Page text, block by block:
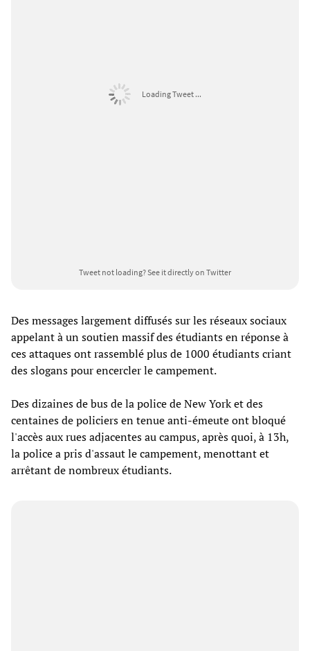
Loading Tweet ...
Tweet not loading?See it directly on Twitter
Des messages largement diffusés sur les réseaux sociaux
appelant à un soutien massif des étudiants en réponse à
ces attaques ont rassemblé plus de 1000 étudiants criant
des slogans pour encercler le campement.
Des dizaines de bus de la police de New York et des
centaines de policiers en tenue anti-émeute ont bloqué
l'accès aux rues adjacentes au campus, après quoi, à 13h,
la police a pris d'assaut le campement, menottant et
arrêtant de nombreux étudiants.